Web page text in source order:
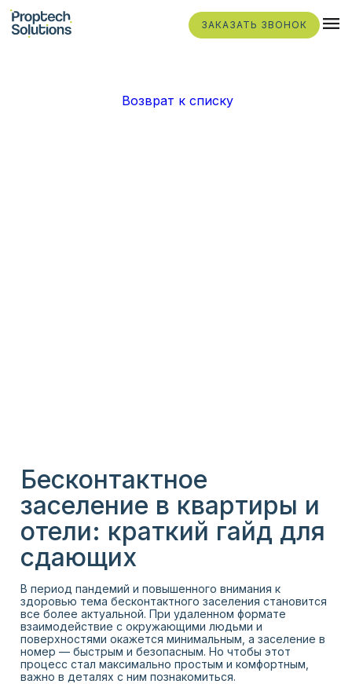
ЗАКАЗАТЬ ЗВОНОК
Возврат к списку
Бесконтактное
заселение в квартиры и
отели: краткий гайд для
сдающих
В период пандемий и повышенного внимания к
здоровью тема бесконтактного заселения становится
все более актуальной. При удаленном формате
взаимодействие с окружающими людьми и
поверхностями окажется минимальным, а заселение в
номер — быстрым и безопасным. Но чтобы этот
процесс стал максимально простым и комфортным,
важно в деталях с ним познакомиться.